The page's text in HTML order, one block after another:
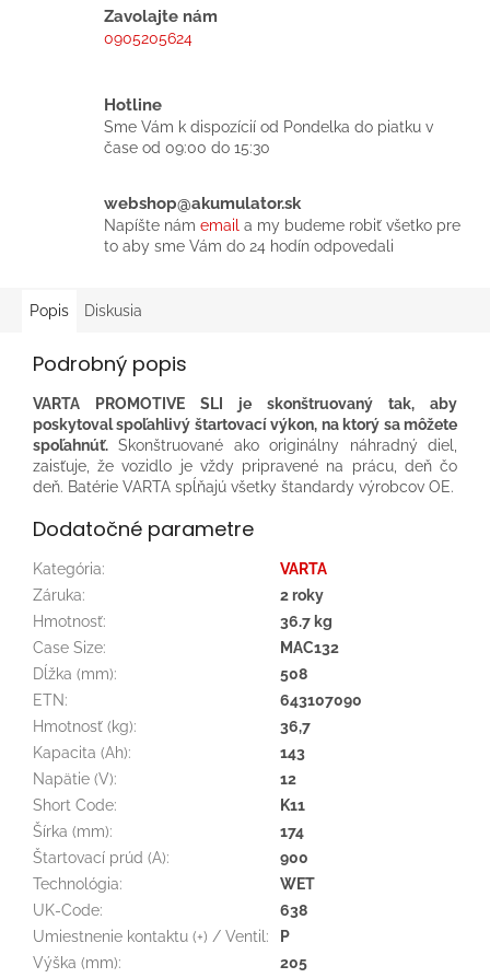
Zavolajte nám
0905205624
Hotline
Sme Vám k dispozícií od Pondelka do piatku v
čase od 09:00 do 15:30
webshop@akumulator.sk
Napíšte nám email a my budeme robiť všetko pre
to aby sme Vám do 24 hodín odpovedali
Popis Diskusia
Podrobný popis
VARTA PROMOTIVE SLI je skonštruovaný tak, aby
poskytoval spoľahlivý štartovací výkon, na ktorý sa môžete
spoľahnúť. Skonštruované ako originálny náhradný diel,
zaisťuje, že vozidlo je vždy pripravené na prácu, deň čo
deň.​ Batérie VARTA spĺňajú všetky štandardy výrobcov OE.​
Dodatočné parametre
Kategória:
VARTA
Záruka:
2 roky
Hmotnosť:
36.7 kg
Case Size:
MAC132
Dĺžka (mm):
508
ETN:
643107090
Hmotnosť (kg):
36,7
Kapacita (Ah):
143
Napätie (V):
12
Short Code:
K11
Šírka (mm):
174
Štartovací prúd (A):
900
Technológia:
WET
UK-Code:
638
Umiestnenie kontaktu (+) / Ventil :
P
Výška (mm): 205